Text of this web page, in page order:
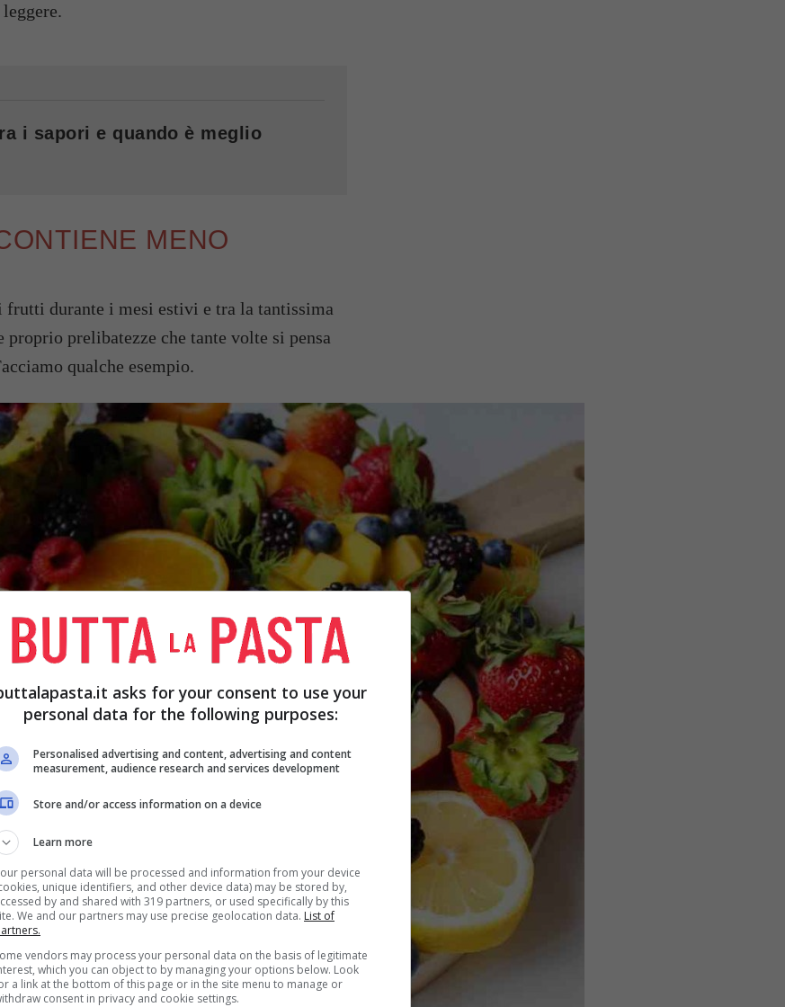
i sapori e quando è meglio
MENO
durante i mesi estivi e tra la tantissima
proprio prelibatezze che tante volte si pensa
qualche esempio.
asks for your consent to use your
personal data for the following purposes:
Personalised advertising and content, advertising and content
measurement, audience research and services development
Store and/or access information on a device
Learn more
personal data will be processed and information from your device
unique identifiers, and other device data) may be stored by,
by and shared with 319 partners, or used specifically by this
We and our partners may use precise geolocation data. List of
vendors may process your personal data on the basis of legitimate
which you can object to by managing your options below. Look
a link at the bottom of this page or in the site menu to manage or
consent in privacy and cookie settings.